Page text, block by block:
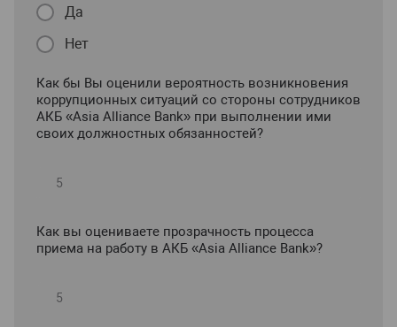
Да
Нет
Как бы Вы оценили вероятность возникновения
коррупционных ситуаций со стороны сотрудников
АКБ «Asia Alliance Bank» при выполнении ими
своих должностных обязанностей?
Как вы оцениваете прозрачность процесса
приема на работу в АКБ «Asia Alliance Bank»?